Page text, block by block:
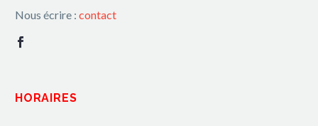
Nous écrire : contact
HORAIRES